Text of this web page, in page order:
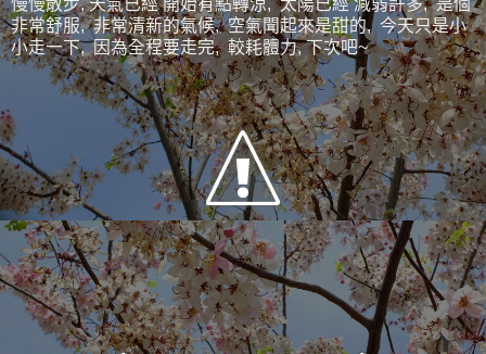
非常舒服, 非常清新的氣候, 空氣聞起來是甜的, 今天只是小
小走一下, 因為全程要走完, 較耗體力, 下次吧~